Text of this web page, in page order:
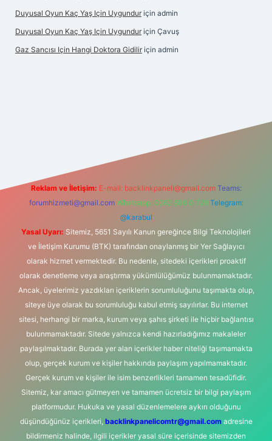
Duyusal Oyun Kaç Yaş Için Uygundur için admin
Duyusal Oyun Kaç Yaş Için Uygundur için Çavuş
Gaz Sancısı Için Hangi Doktora Gidilir için admin
Reklam ve İletişim: E-mail: backlinkpaneli@gmail.com Teams:
forumhizmeti@gmail.com Whatsapp: 0262 606 0 726 Telegram:
@karabul
Yasal Uyarı: Sitemiz, 5651 Sayılı Kanun gereğince Bilgi Teknolojileri
ve İletişim Kurumu (BTK) tarafından onaylanmış bir Yer Sağlayıcı
olarak hizmet vermektedir. Bu nedenle, sitedeki içerikleri proaktif
olarak denetleme veya araştırma yükümlülüğümüz bulunmamaktadır.
Ancak, üyelerimiz yazdıkları içeriklerin sorumluluğunu taşımakta olup,
siteye üye olarak bu sorumluluğu kabul etmiş sayılırlar. Bu internet
sitesi, herhangi bir marka, kurum veya şahıs şirketi ile hiçbir bağlantısı
bulunmamaktadır. Sitede yalnızca kendi hazırladığımız makaleler
paylaşılmaktadır. Burada yer alan içerikler haber niteliği taşımamakta
olup, gerçek kurum ve kişiler hakkında paylaşım yapılmamaktadır.
Gerçek kurum ve kişiler ile isim benzerlikleri tamamen tesadüfidir.
Sitemiz, kar amacı gütmeyen ve tamamen ücretsiz bir bilgi paylaşım
platformudur. Hukuka ve yasal düzenlemelere aykırı olduğunu
düşündüğünüz içerikleri, backlinkpanelicomtr@gmail.comadresine
bildirmeniz halinde, ilgili içerikler yasal süre içerisinde sitemizden